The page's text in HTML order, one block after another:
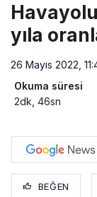
yıla
26 Mayıs 2022,
Okuma süresi
2dk, 46sn
BEĞEN